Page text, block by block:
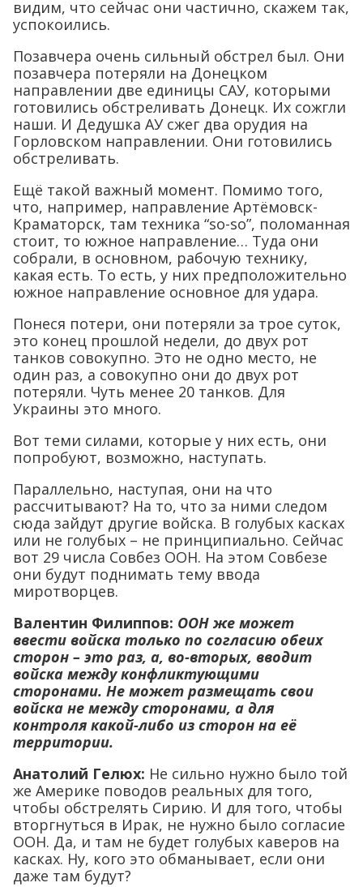
видим, что сейчас они частично, скажем так,
успокоились.
Позавчера очень сильный обстрел был. Они
позавчера потеряли на Донецком
направлении две единицы САУ, которыми
готовились обстреливать Донецк. Их сожгли
наши. И Дедушка АУ сжег два орудия на
Горловском направлении. Они готовились
обстреливать.
Ещё такой важный момент. Помимо того,
что, например, направление Артёмовск-
Краматорск, там техника “so-so”, поломанная
стоит, то южное направление… Туда они
собрали, в основном, рабочую технику,
какая есть. То есть, у них предположительно
южное направление основное для удара.
Понеся потери, они потеряли за трое суток,
это конец прошлой недели, до двух рот
танков совокупно. Это не одно место, не
один раз, а совокупно они до двух рот
потеряли. Чуть менее 20 танков. Для
Украины это много.
Вот теми силами, которые у них есть, они
попробуют, возможно, наступать.
Параллельно, наступая, они на что
рассчитывают? На то, что за ними следом
сюда зайдут другие войска. В голубых касках
или не голубых – не принципиально. Сейчас
вот 29 числа Совбез ООН. На этом Совбезе
они будут поднимать тему ввода
миротворцев.
Валентин Филиппов: ООН же может
ввести войска только по согласию обеих
сторон – это раз, а, во-вторых, вводит
войска между конфликтующими
сторонами. Не может размещать свои
войска не между сторонами, а для
контроля какой-либо из сторон на её
территории.
Анатолий Гелюх: Не сильно нужно было той
же Америке поводов реальных для того,
чтобы обстрелять Сирию. И для того, чтобы
вторгнуться в Ирак, не нужно было согласие
ООН. Да, и там не будет голубых каверов на
касках. Ну, кого это обманывает, если они
даже там будут?